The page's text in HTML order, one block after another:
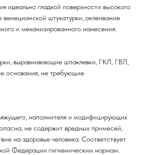
идеально гладкой поверхности высокого
штукатурки, оклеивание
и механизированного нанесения.
выравнивающие шпаклевки, ГКЛ, ГВЛ,
основания, не требующие
наполнителя и модифицирующих
не содержит вредных примесей,
на здоровье человека. Соответствует
Федерации гигиеническим нормам.